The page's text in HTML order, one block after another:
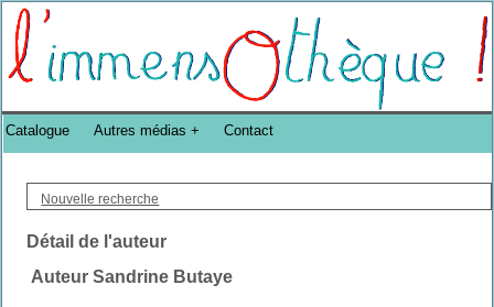
Bibliothèque DoucheFLUX Bibliotheek -->
Nouvelle recherche
Détail de l'auteur
Auteur Sandrine Butaye
Catalogue Autres médias Contact